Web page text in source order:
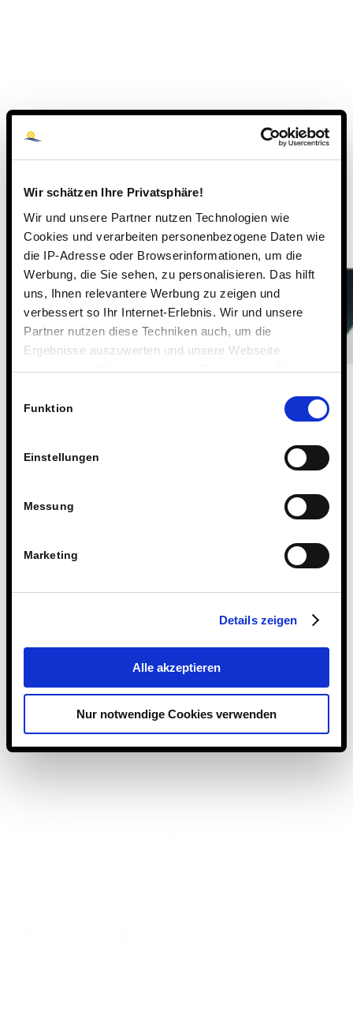
Wir schätzen Ihre Privatsphäre!
Wir und unsere Partner nutzen Technologien wie
Cookies und verarbeiten personenbezogene Daten wie
die IP-Adresse oder Browserinformationen, um die
Werbung, die Sie sehen, zu personalisieren. Das hilft
uns, Ihnen relevantere Werbung zu zeigen und
verbessert so Ihr Internet-Erlebnis. Wir und unsere
Partner nutzen diese Techniken auch, um die
Ergebnisse auszuwerten und unsere Webseite
anzupassen. Wir schätzen Ihre Privatsphäre. Daher
Technologien.
Funktion
Einstellungen
Messung
Marketing
Details zeigen
Alle akzeptieren
Nur notwendige Cookies verwenden